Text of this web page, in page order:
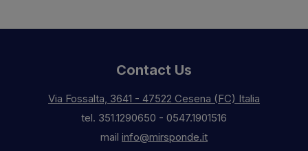
Contact Us
Via Fossalta, 3641 - 47522 Cesena (FC) Italia
tel. 351.1290650 - 0547.1901516
mail info@mirsponde.it